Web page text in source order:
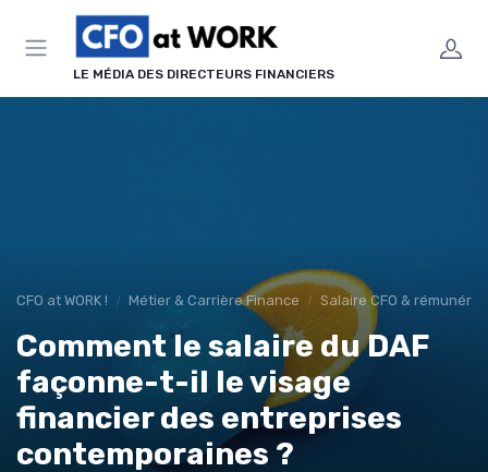
LE MÉDIA DES DIRECTEURS FINANCIERS
CFO at WORK ! Métier & Carrière Finance Salaire CFO &
Comment le salaire du DAF
façonne-t-il le visage
financier des entreprises
contemporaines ?
Panneau de gestion des cookies